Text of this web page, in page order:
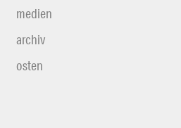
medien
archiv
osten